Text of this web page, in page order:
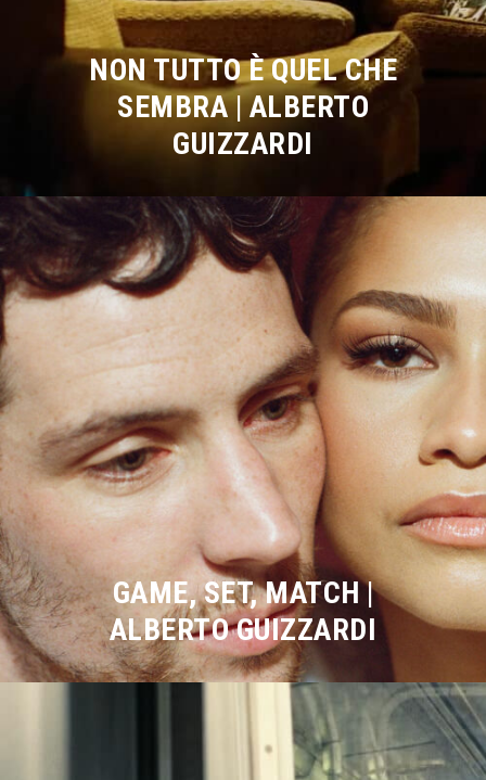
NON TUTTO È QUEL CHE
SEMBRA | ALBERTO
GUIZZARDI
GAME, SET, MATCH |
ALBERTO GUIZZARDI